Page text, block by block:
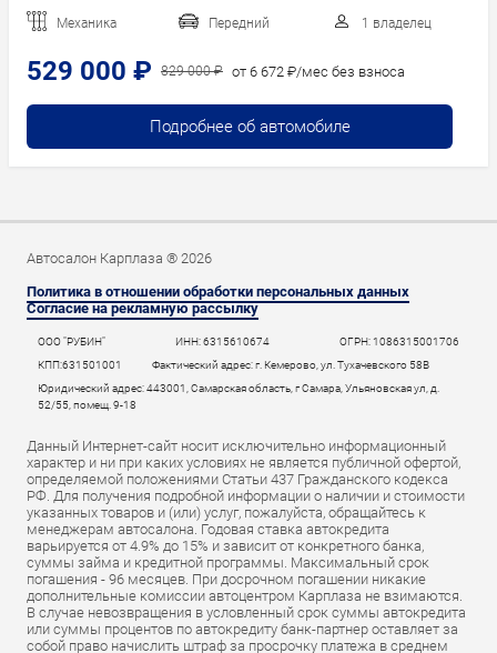
Механика Передний 1 владелец
529 000 ₽ 829 000 ₽ от 6 672 ₽/мес без взноса
Подробнее об автомобиле
Автосалон Карплаза ® 2026
Политика в отношении обработки персональных данных
Согласие на рекламную рассылку
ООО "РУБИН" ИНН: 6315610674
ОГРН: 1086315001706
КПП:631501001
Фактический адрес: г. Кемерово, ул. Тухачевского 58В
Юридический адрес: 443001, Самарская область, г Самара, Ульяновская ул, д.
52/55, помещ. 9-18
Данный Интернет-сайт носит исключительно информационный
характер и ни при каких условиях не является публичной офертой,
определяемой положениями Статьи 437 Гражданского кодекса
РФ. Для получения подробной информации о наличии и стоимости
указанных товаров и (или) услуг, пожалуйста, обращайтесь к
менеджерам автосалона. Годовая ставка автокредита
варьируется от 4.9% до 15% и зависит от конкретного банка,
суммы займа и кредитной программы. Максимальный срок
погашения - 96 месяцев. При досрочном погашении никакие
дополнительные комиссии автоцентром Карплаза не взимаются.
В случае невозвращения в условленный срок суммы автокредита
или суммы процентов по автокредиту банк-партнер оставляет за
собой право начислить штраф за просрочку платежа в среднем